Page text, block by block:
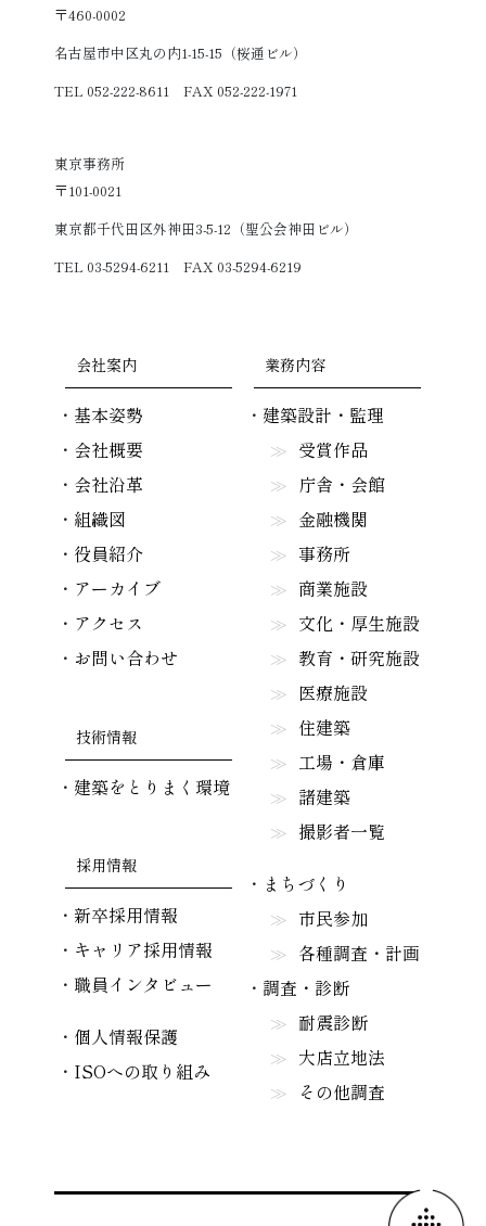
〒460-0002
名古屋市中区丸の内1-15-15（桜通ビル）
TEL 052-222-8611 FAX 052-222-1971
東京事務所
〒101-0021
東京都千代田区外神田3-5-12（聖公会神田ビル）
TEL 03-5294-6211 FAX 03-5294-6219
会社案内
基本姿勢
会社概要
会社沿革
組織図
役員紹介
アーカイブ
アクセス
お問い合わせ
技術情報
建築をとりまく環境
採用情報
新卒採用情報
キャリア採用情報
職員インタビュー
個人情報保護
ISOへの取り組み
業務内容
建築設計・監理
受賞作品
庁舎・会館
金融機関
事務所
商業施設
文化・厚生施設
教育・研究施設
医療施設
住建築
工場・倉庫
諸建築
撮影者一覧
まちづくり
市民参加
各種調査・計画
調査・診断
耐震診断
大店立地法
その他調査